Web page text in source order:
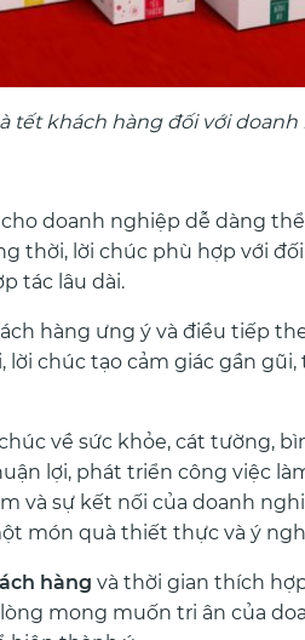
tết khách hàng đối với
doanh nghiệp dễ dàng
thời, lời chúc phù hợp với
tác lâu dài.
hàng ưng ý và điều tiếp
chúc tạo cảm giác gần
về sức khỏe, cát tường,
lợi, phát triển công việc
và sự kết nối của doanh
món quà thiết thực và ý
hàng và thời gian thích
mong muốn tri ân của